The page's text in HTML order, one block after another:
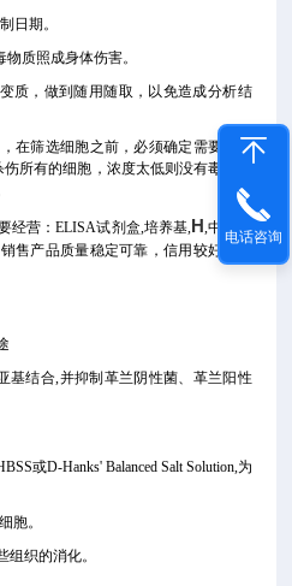
日期。
质照成身体伤害。
质，做到随用随取，以免造成分析结
在筛选细胞之前，必须确定需要筛选
所有的细胞，浓度太低则没有毒性这
经营：ELISA试剂盒,培养基,H,中检所
售产品质量稳定可靠，信用较好客户
结合,并抑制革兰阴性菌、革兰阳性
或D-Hanks' Balanced Salt Solution,为
。
织的消化。
电话咨询